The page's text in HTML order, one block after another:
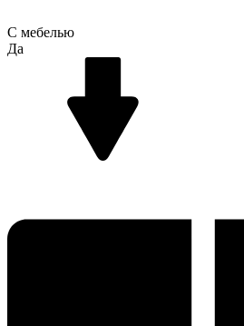
С мебелью
Да